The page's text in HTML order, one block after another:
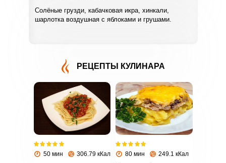
Солёные грузди, кабачковая икра, хинкали,
шарлотка воздушная с яблоками и грушами.
РЕЦЕПТЫ КУЛИНАРА
50 мин 306.79 кКал 80 мин 249.1 кКал
ВХОД НА САЙТ РЕГИСТРАЦИЯ
Войдите
с помощью социальных сетей: